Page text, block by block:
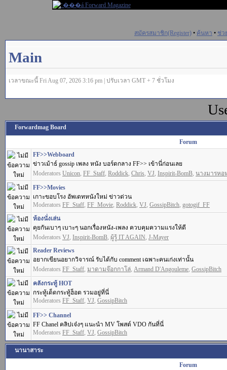
สมัครสมาชิก(Register) • ค้นหา • ช่ว
Main
เวลาขณะนี้ Fri Aug 07, 2026 3:16 pm | ปรับเวลา GMT + 7 ชั่วโมง
Forwardmag Board
Forum
FF>>Webboard
ข่าวเม้าธ์ gossip เพลง หนัง บอร์ดกลาง FF>> เข้านี่ก่อนเลย
Moderators Unicon, FF_Staff, Roddick, Chris, VJ, Inspirit-BomB, นางมารหอ
FF>>Movies
เกาะขอบโรง อัพเดทหนังใหม่ ข่าวด่วน
Moderators FF_Staff, FF_Movie, Roddick, VJ, GossipBitch, gotogif_FF
ห้องนั่งเล่น
คุยกันเบาๆ เบาะๆ นอกเรื่องหนัง-เพลง ควบคุมความแรงให้ดี
Moderators VJ, Inspirit-BomB, ผู้รู้ IT AGAIN, J-Mayer
Reader Reviews
อยากเขียนอยากวิจารณ์ รับได้กับ comment เฉพาะคนเก่งเท่านั้น
Moderators FF_Staff, มาดามจ๊อกกาโล่, Armand D'Angouleme, GossipBitch
คลังกระทู้ HOT
กระทู้เด็ดกระทู้ฮ็อต รวมอยู่ที่นี่
Moderators FF_Staff, VJ, GossipBitch
FF>> Channel
FF Chanel คลิปเจ๋งๆ แนะนำ MV โพสต์ VDO กันที่นี่
Moderators FF_Staff, VJ, GossipBitch
นานาสาระ
Forum